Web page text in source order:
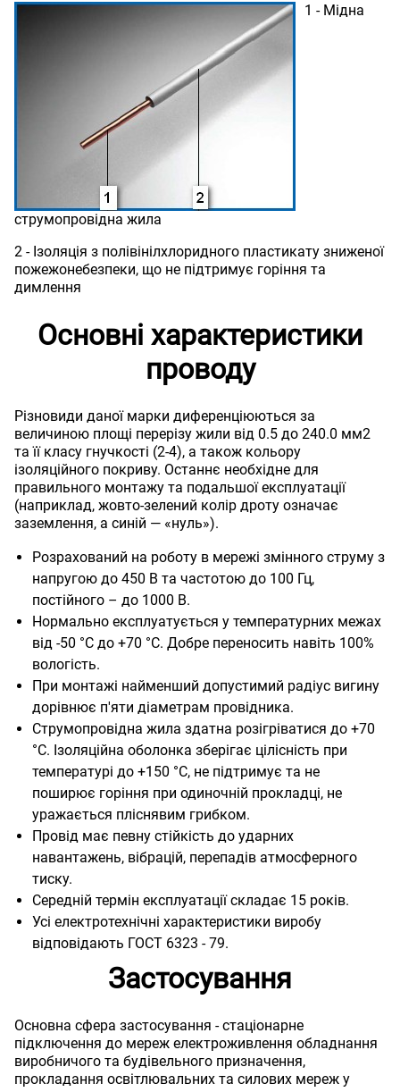
1 - Мідна
струмопровідна жила
2 - Ізоляція з полівінілхлоридного пластикату зниженої
пожежонебезпеки, що не підтримує горіння та
димлення
Основні характеристики
проводу
Різновиди даної марки диференціюються за
величиною площі перерізу жили від 0.5 до 240.0 мм2
та її класу гнучкості (2-4), а також кольору
ізоляційного покриву. Останнє необхідне для
правильного монтажу та подальшої експлуатації
(наприклад, жовто-зелений колір дроту означає
заземлення, а синій — «нуль»).
Розрахований на роботу в мережі змінного струму з
напругою до 450 В та частотою до 100 Гц,
постійного – до 1000 В.
Нормально експлуатується у температурних межах
від -50 °C до +70 °C. Добре переносить навіть 100%
вологість.
При монтажі найменший допустимий радіус вигину
дорівнює п'яти діаметрам провідника.
Струмопровідна жила здатна розігріватися до +70
°C. Ізоляційна оболонка зберігає цілісність при
температурі до +150 °C, не підтримує та не
поширює горіння при одиночній прокладці, не
уражається пліснявим грибком.
Провід має певну стійкість до ударних
навантажень, вібрацій, перепадів атмосферного
тиску.
Середній термін експлуатації складає 15 років.
Усі електротехнічні характеристики виробу
відповідають ГОСТ 6323 - 79.
Застосування
Основна сфера застосування - стаціонарне
підключення до мереж електроживлення обладнання
виробничого та будівельного призначення,
прокладання освітлювальних та силових мереж у